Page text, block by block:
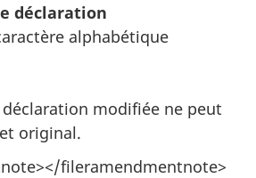
déclaration
alphabétique
déclaration modifiée ne peut
original.
fileramendmentnote>